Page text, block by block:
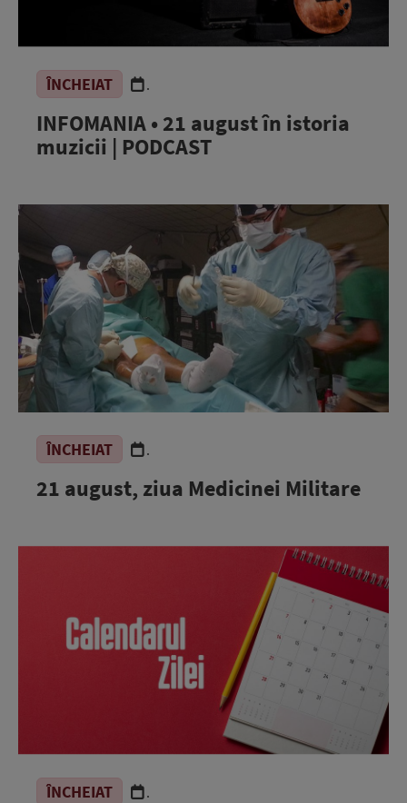
ÎNCHEIAT .
INFOMANIA • 21 august în istoria
muzicii | PODCAST
ÎNCHEIAT .
21 august, ziua Medicinei Militare
ÎNCHEIAT .